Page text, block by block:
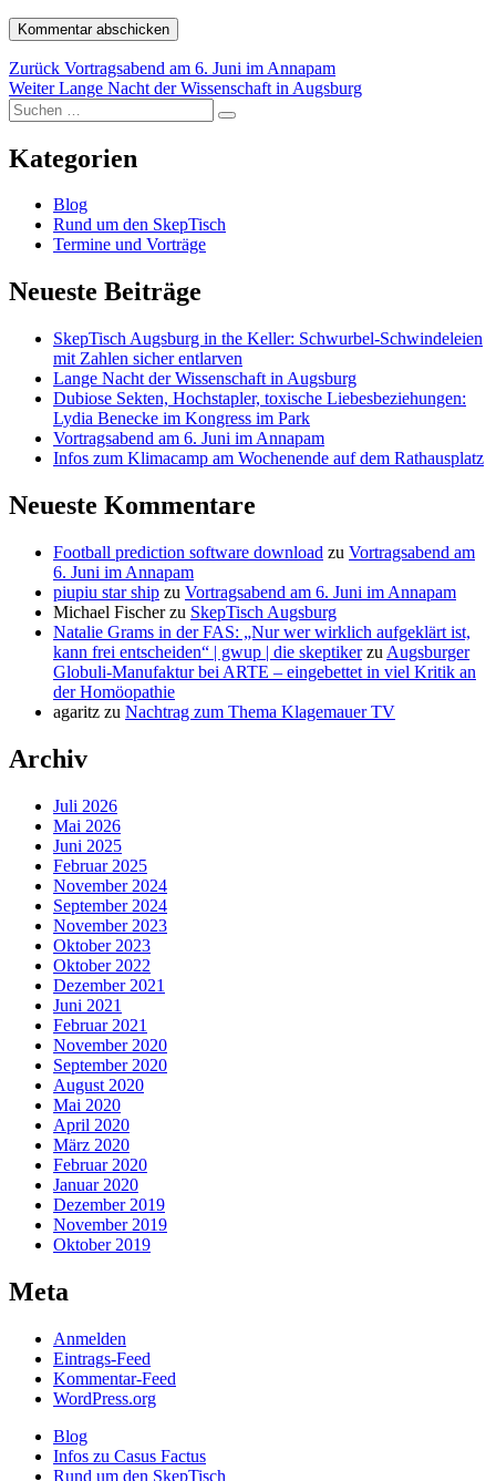
Beitragsnavigation
Zurück Vorheriger
Beitrag:
Vortragsabend am 6. Juni im Annapam
Weiter Nächster
Beitrag:
Lange Nacht der Wissenschaft in Augsburg
Suchen
nach:
Suchen
Kategorien
Blog
Rund um den SkepTisch
Termine und Vorträge
Neueste Beiträge
SkepTisch Augsburg in the Keller: Schwurbel-Schwindeleien
mit Zahlen sicher entlarven
Lange Nacht der Wissenschaft in Augsburg
Dubiose Sekten, Hochstapler, toxische Liebesbeziehungen:
Lydia Benecke im Kongress im Park
Vortragsabend am 6. Juni im Annapam
Infos zum Klimacamp am Wochenende auf dem Rathausplatz
Neueste Kommentare
Football prediction software download zu Vortragsabend am
6. Juni im Annapam
piupiu star ship zu Vortragsabend am 6. Juni im Annapam
Michael Fischerzu SkepTisch Augsburg
Natalie Grams in der FAS: „Nur wer wirklich aufgeklärt ist,
kann frei entscheiden“ | gwup | die skeptikerzu Augsburger
Globuli-Manufaktur bei ARTE – eingebettet in viel Kritik an
der Homöopathie
agaritz zu Nachtrag zum Thema Klagemauer TV
Archiv
Juli 2026
Mai 2026
Juni 2025
Februar 2025
November 2024
September 2024
November 2023
Oktober 2023
Oktober 2022
Dezember 2021
Juni 2021
Februar 2021
November 2020
September 2020
August 2020
Mai 2020
April 2020
März 2020
Februar 2020
Januar 2020
Dezember 2019
November 2019
Oktober 2019
Meta
Anmelden
Eintrags-Feed
Kommentar-Feed
WordPress.org
Blog
Infos zu Casus Factus
Rund um den SkepTisch